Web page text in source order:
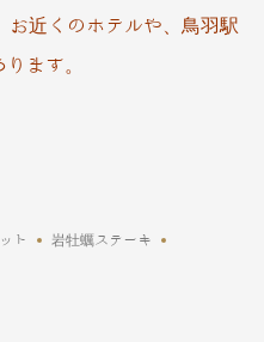
近くのホテルや、鳥羽駅
ます。
ト 岩牡蠣ステーキ